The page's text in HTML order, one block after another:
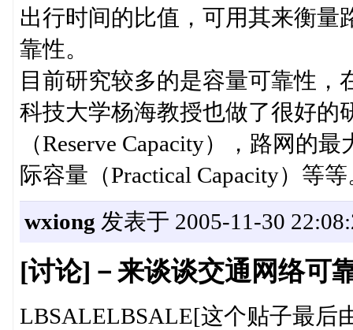
出行时间的比值，可用其来衡量
靠性。
目前研究较多的是容量可靠性，
科技大学杨海教授也做了很好的
（Reserve Capacity），路网的
际容量（Practical Capacity）等
wxiong 发表于 2005-11-30
[讨论]－来谈谈交通网络可
LBSALELBSALE[这个贴子最后